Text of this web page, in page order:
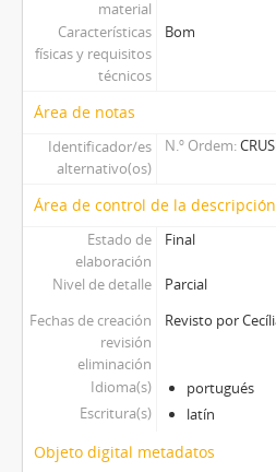
material
Características
físicas y requisitos
técnicos
Bom
Área de notas
Identificador/es
alternativo(os)
N.º Ordem
Área de control de la descripción
Estado de
elaboración
Final
Nivel de detalle
Parcial
Fechas de creación
revisión
eliminación
Revisto por
Idioma(s)
portugués
Escritura(s)
latín
Objeto digital metadatos